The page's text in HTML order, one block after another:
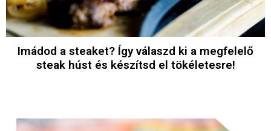
Imádod a steaket? Így válaszd ki a megfelelő
steak húst és készítsd el tökéletesre!